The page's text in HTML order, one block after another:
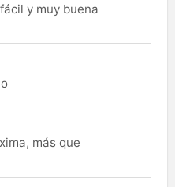
y muy buena
más que